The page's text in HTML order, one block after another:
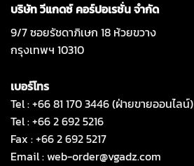
บริษัท วีแกดซ์ คอร์ปอเรชั่น จำกัด
9/7 ซอยรัชดาภิเษก 18 ห้วยขวาง
กรุงเทพฯ 10310
เบอร์โทร
Tel : +66 81 170 3446 (ฝ่ายขายออนไลน์)
Tel : +66 2 692 5216
Fax : +66 2 692 5217
Email :web-order@vgadz.com